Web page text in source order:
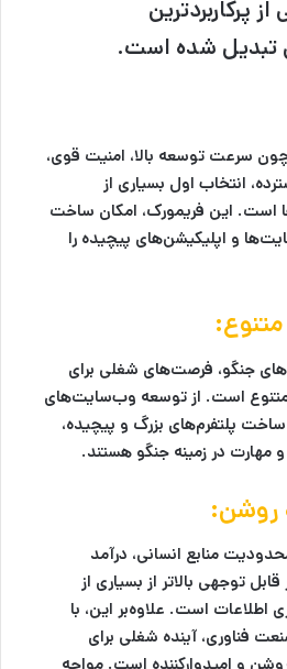
پرکاربردترین
تبدیل شده است.
سرعت توسعه بالا، امنیت قوی،
انتخاب اول بسیاری از
است. این فریمورک، امکان ساخت
و اپلیکیشن‌های پیچیده را
جنگو، فرصت‌های شغلی برای
متنوع است. از توسعه وب‌سایت‌های
پلتفرم‌های بزرگ و پیچیده،
مهارت در زمینه جنگو هستند.
روشن:
منابع انسانی، درآمد
توجهی بالاتر از بسیاری از
اطلاعات است. علاوه‌بر این، با
فناوری، آینده شغلی برای
و امیدوارکننده است. مواجه